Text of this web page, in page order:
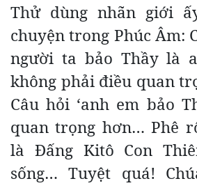
Thử dùng nhãn giới
chuyện trong Phúc Âm:
người ta bảo Thầy là
không phải điều quan
Câu hỏi ‘anh em bảo
quan trọng hơn… Phê
là Đấng Kitô Con
sống… Tuyệt quá!